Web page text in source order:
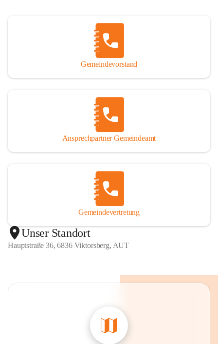
Gemeindevorstand
Ansprechpartner Gemeindeamt
Gemeindevertretung
Unser Standort
Hauptstraße 36, 6836 Viktorsberg, AUT